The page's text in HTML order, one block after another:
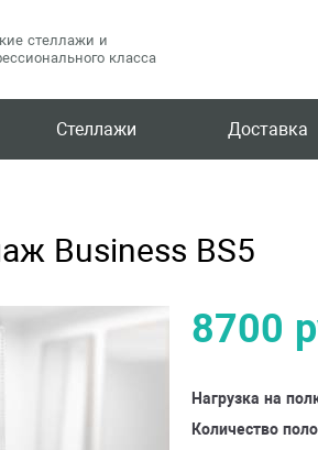
стеллажи и
класса
Стеллажи Доставка
Business BS5
8700
Нагрузка на
Количество